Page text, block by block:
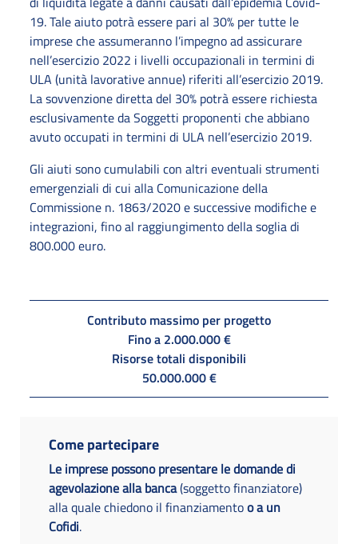
19. Tale aiuto potrà essere pari al 30% per tutte le
imprese che assumeranno l’impegno ad assicurare
nell’esercizio 2022 i livelli occupazionali in termini di
ULA (unità lavorative annue) riferiti all’esercizio 2019.
La sovvenzione diretta del 30% potrà essere richiesta
esclusivamente da Soggetti proponenti che abbiano
avuto occupati in termini di ULA nell’esercizio 2019.
Gli aiuti sono cumulabili con altri eventuali strumenti
emergenziali di cui alla Comunicazione della
Commissione n. 1863/2020 e successive modifiche e
integrazioni, fino al raggiungimento della soglia di
800.000 euro.
Contributo massimo per progetto
Fino a 2.000.000 €
Risorse totali disponibili
50.000.000 €
Come partecipare
Le imprese possono presentare le domande di
agevolazione alla banca(soggetto finanziatore)
alla quale chiedono il finanziamentoo a un
Cofidi.